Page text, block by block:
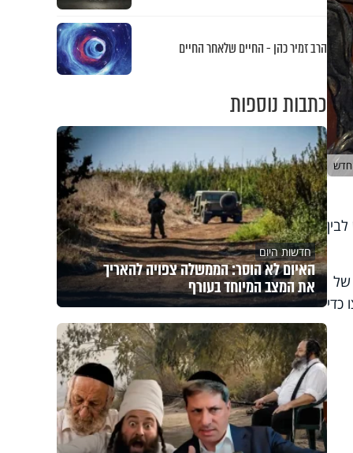
של
כדי
הרב זמיר כהן - החיים שלאחר החיים
כתבות נוספות
חדשות היום
האיום לא הוסר: הממשלה צפויה להאריך
את המצב המיוחד בעורף